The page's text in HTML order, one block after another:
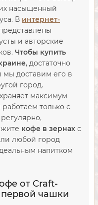
насыщенный
В интернет-
и авторские
Чтобы купить
, достаточно
мы доставим его в
город.
максимум
только с
кофе в зернах с
любой город
напитком
от Craft-
чашки